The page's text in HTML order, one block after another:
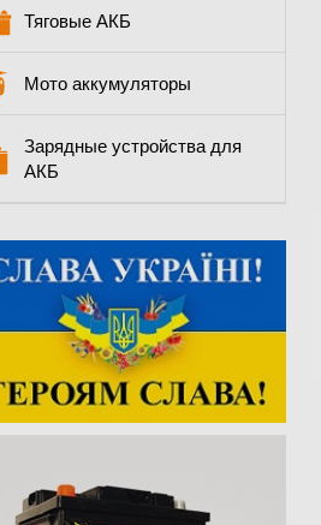
Тяговые АКБ
Мото аккумуляторы
Зарядные устройства для
АКБ